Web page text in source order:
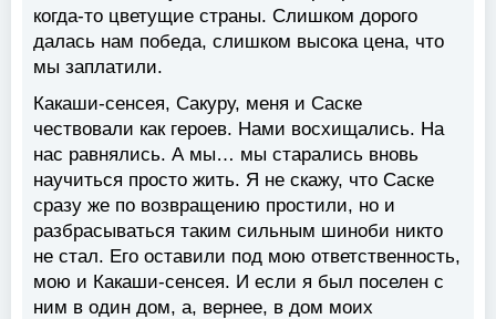
когда-то цветущие страны. Слишком дорого
далась нам победа, слишком высока цена, что
мы заплатили.
Какаши-сенсея, Сакуру, меня и Саске
чествовали как героев. Нами восхищались. На
нас равнялись. А мы… мы старались вновь
научиться просто жить. Я не скажу, что Саске
сразу же по возвращению простили, но и
разбрасываться таким сильным шиноби никто
не стал. Его оставили под мою ответственность,
мою и Какаши-сенсея. И если я был поселен с
ним в один дом, а, вернее, в дом моих